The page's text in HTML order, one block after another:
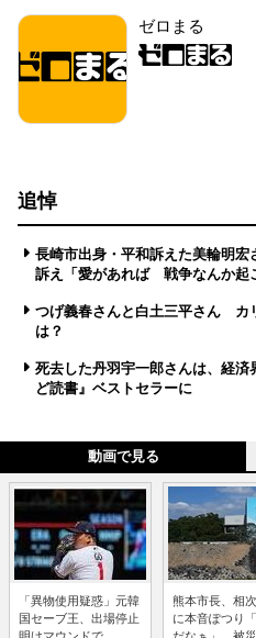
ゼロまる
追悼
長崎市出身・平和訴えた美輪明
訴え「愛があれば 戦争なんか起
つげ義春さんと白土三平さん カ
は？
死去した丹羽宇一郎さんは、経
ど読書』ベストセラーに
動画で見る
「異物使用疑惑」元韓
国セーブ王、出場停止
熊本市長、相
に本音ぽつり